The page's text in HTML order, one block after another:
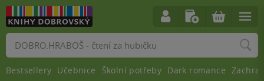
Vyhledávání
Bestsellery Učebnice Školní potřeby Dark romance